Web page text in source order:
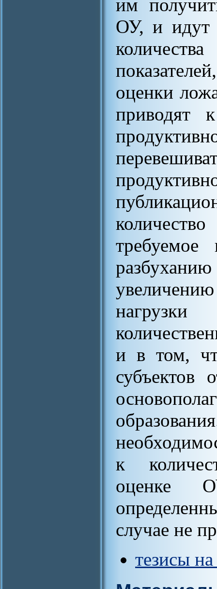
им
ОУ, и идут
оценки
приводят
разбуханию
и в том,
к
оценке
случае не
тезисы